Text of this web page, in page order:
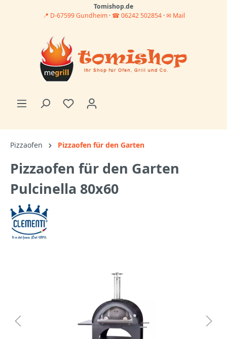
Tomishop.de
📍 D-67599 Gundheim · ☎ 06242 502854·✉ Mail
Pizzaofen Pizzaofen für den Garten
Pizzaofen für den Garten
Pulcinella 80x60